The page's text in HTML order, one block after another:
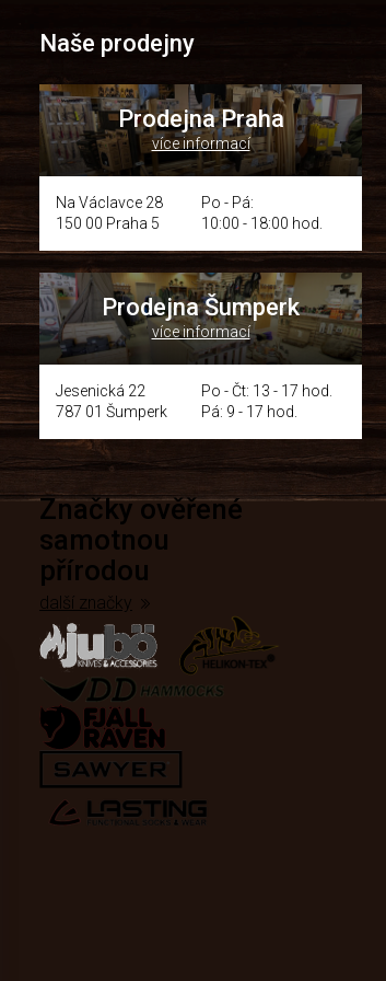
Naše prodejny
Prodejna Praha
více informací
Na Václavce 28
150 00 Praha 5
Po - Pá:
10:00 - 18:00 hod.
Prodejna Šumperk
více informací
Jesenická 22
787 01 Šumperk
Po - Čt: 13 - 17 hod.
Pá: 9 - 17 hod.
Značky ověřené
samotnou
přírodou
další značky